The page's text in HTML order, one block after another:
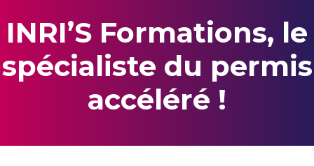
INRI’S Formations, le
spécialiste du permis
accéléré !